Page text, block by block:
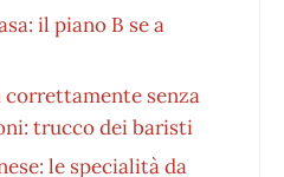
il piano B se a
senza
trucco dei baristi
le specialità da